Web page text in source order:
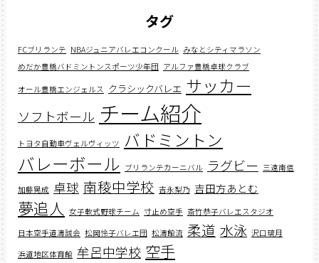
タグ
FCブリランテ NBAジュニアバレエコンクール みなとシティマラソン
めだか豊橋バドミントンスポーツ少年団 アルファ豊橋卓球クラブ
オール豊橋エンジェルス クラシックバレエ サッカー
ソフトボール チーム紹介
トヨタ自動車ヴェルヴィッツ バドミントン
バレーボール ブリランテカーニバル ラグビー 三遠南信
加藤晃成 卓球 南稜中学校 吉永梨乃 吉田方あとむ
夢追人 女子軟式野球チーム 寸止め空手 斎竹恭子バレエスタジオ
日本空手道濤誠会 松岡怜子バレエ団 松濤館流 柔道 水泳 沢口璃月
浜道地区体育館 牟呂中学校 空手